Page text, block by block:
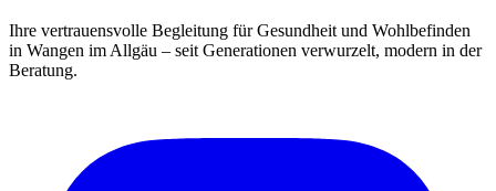
Ihre vertrauensvolle Begleitung für Gesundheit und Wohlbefinden
in Wangen im Allgäu – seit Generationen verwurzelt, modern in der
Beratung.